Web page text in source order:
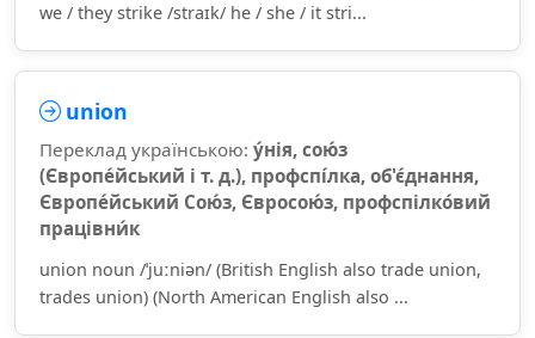
we / they strike /straɪk/ he / she / it stri...
union
Переклад українською: у́нія, сою́з
(Європе́йський і т. д.), профспі́лка, об'є́днання,
Європе́йський Сою́з, Євросою́з, профспілко́вий
працівни́к
union noun /ˈjuːniən/ (British English also trade union,
trades union) (North American English also ...